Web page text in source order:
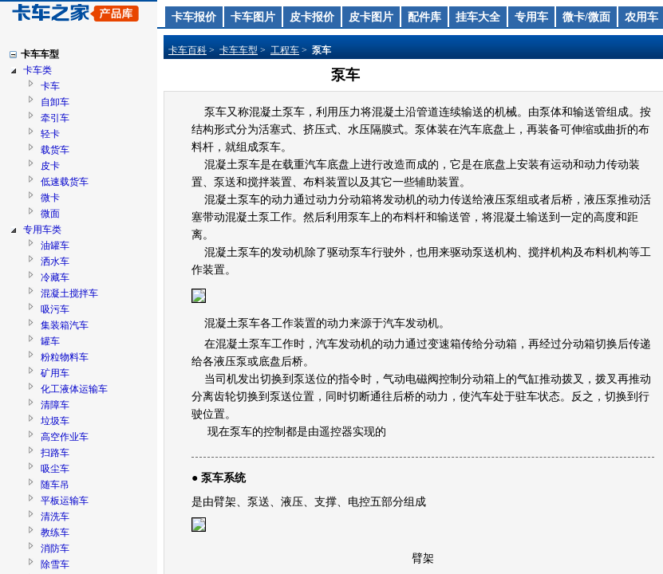
卡车车型
卡车类
卡车
自卸车
牵引车
轻卡
载货车
皮卡
低速载货车
微卡
微面
专用车类
油罐车
洒水车
冷藏车
混凝土搅拌车
吸污车
集装箱汽车
罐车
粉粒物料车
矿用车
化工液体运输车
清障车
垃圾车
高空作业车
扫路车
吸尘车
随车吊
平板运输车
清洗车
教练车
消防车
除雪车
卡车报价 卡车图片 皮卡报价 皮卡图片 配件库 挂车大全 专用车 微卡/微面 农用车
卡车百科 > 卡车车型 > 工程车 > 泵车
泵车
泵车又称混凝土泵车，利用压力将混凝土沿管道连续输送的机械。由泵体和输送管组成。按
结构形式分为活塞式、挤压式、水压隔膜式。泵体装在汽车底盘上，再装备可伸缩或曲折的布
料杆，就组成泵车。
混凝土泵车是在载重汽车底盘上进行改造而成的，它是在底盘上安装有运动和动力传动装
置、泵送和搅拌装置、布料装置以及其它一些辅助装置。
混凝土泵车的动力通过动力分动箱将发动机的动力传送给液压泵组或者后桥，液压泵推动活
塞带动混凝土泵工作。然后利用泵车上的布料杆和输送管，将混凝土输送到一定的高度和距
离。
混凝土泵车的发动机除了驱动泵车行驶外，也用来驱动泵送机构、搅拌机构及布料机构等工
作装置。
混凝土泵车各工作装置的动力来源于汽车发动机。
在混凝土泵车工作时，汽车发动机的动力通过变速箱传给分动箱，再经过分动箱切换后传递
给各液压泵或底盘后桥。
当司机发出切换到泵送位的指令时，气动电磁阀控制分动箱上的气缸推动拨叉，拨叉再推动
分离齿轮切换到泵送位置，同时切断通往后桥的动力，使汽车处于驻车状态。反之，切换到行
驶位置。
现在泵车的控制都是由遥控器实现的
● 泵车系统
是由臂架、泵送、液压、支撑、电控五部分组成
臂架